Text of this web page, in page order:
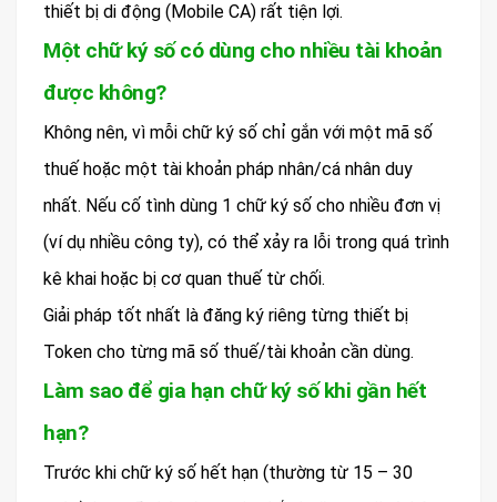
thiết bị di động (Mobile CA) rất tiện lợi.
Một chữ ký số có dùng cho nhiều tài khoản
được không?
Không nên, vì mỗi chữ ký số chỉ gắn với một mã số
thuế hoặc một tài khoản pháp nhân/cá nhân duy
nhất. Nếu cố tình dùng 1 chữ ký số cho nhiều đơn vị
(ví dụ nhiều công ty), có thể xảy ra lỗi trong quá trình
kê khai hoặc bị cơ quan thuế từ chối.
Giải pháp tốt nhất là đăng ký riêng từng thiết bị
Token cho từng mã số thuế/tài khoản cần dùng.
Làm sao để gia hạn chữ ký số khi gần hết
hạn?
Trước khi chữ ký số hết hạn (thường từ 15 – 30